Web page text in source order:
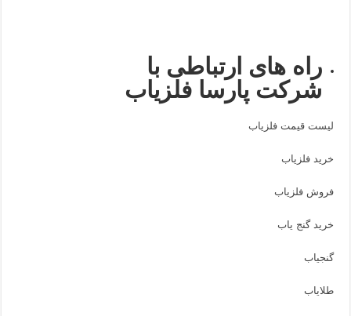
راه های ارتباطی با
شرکت پارسا فلزیاب
لیست قیمت فلزیاب
خرید فلزیاب
فروش فلزیاب
خرید گنج یاب
گنجیاب
طلایاب